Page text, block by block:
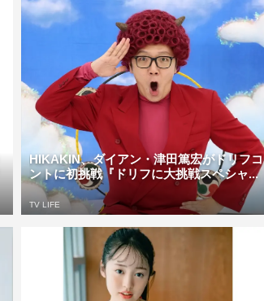
HIKAKIN、ダイアン・津田篤宏がドリフコ
ントに初挑戦『ドリフに大挑戦スペシャ...
TV LIFE